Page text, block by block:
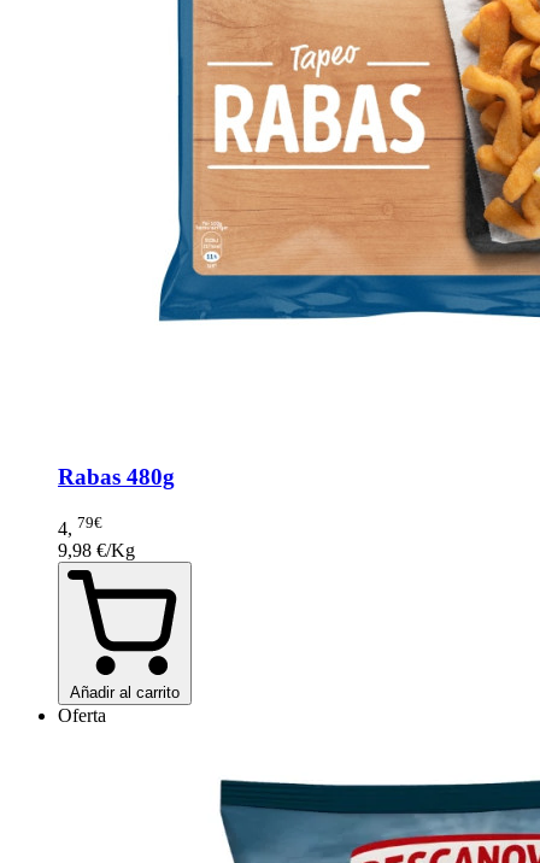
Rabas 480g
4, 79€
9,98 €/Kg
Añadir al carrito
Oferta